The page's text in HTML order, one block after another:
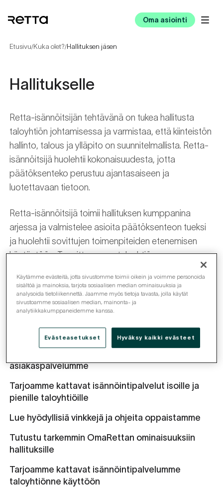
Oma asiointi
Etusivu/Kuka olet?/Hallituksen jäsen
Hallitukselle
Retta-isännöitsijän tehtävänä on tukea hallitusta
taloyhtiön johtamisessa ja varmistaa, että kiinteistön
hallinto, talous ja ylläpito on suunnitelmallista. Retta-
isännöitsijä huolehtii kokonaisuudesta, jotta
päätöksenteko perustuu ajantasaiseen ja
luotettavaan tietoon.
Retta-isännöitsijä toimii hallituksen kumppanina
arjessa ja valmistelee asioita päätöksenteon tueksi
ja huolehtii sovittujen toimenpiteiden etenemisen
käytäntöön. Tavoitteena on taloyhtiön arvon
asioita reaaliaikaisesti
asiakaspalvelumme
Tutustu isännöintipalveluihimme
Tarjoamme kattavat isännöintipalvelut isoille ja
pienille taloyhtiöille
Tutustu oppaisiimme
Lue hyödyllisiä vinkkejä ja ohjeita oppaistamme
OmaRetta tutuksi
Tutustu tarkemmin OmaRettan ominaisuuksiin
hallituksille
Pyydä tarjous
Tarjoamme kattavat isännöintipalvelumme
taloyhtiönne käyttöön
Käytämme evästeitä, jotta sivustomme toimii oikein ja voimme personoida
sisältöä ja mainoksia, tarjota sosiaalisen median ominaisuuksia ja
analysoida tietoliikennettä. Jaamme myös tietoja tavasta, jolla käytät
sivustoamme sosiaalisen median, mainonta- ja
analytiikkakumppaneidemme kanssa.
Evästeasetukset Hyväksy kaikki evästeet